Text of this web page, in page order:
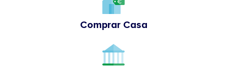
Comprar Casa